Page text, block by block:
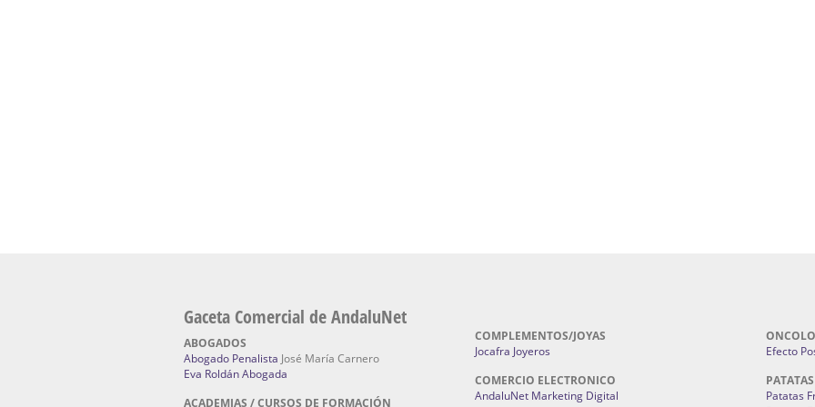
Gaceta Comercial de AndaluNet
ABOGADOS
Abogado Penalista José María Carnero
Eva Roldán Abogada
ACADEMIAS / CURSOS DE FORMACIÓN
COMPLEMENTOS/JOYAS
Jocafra Joyeros
COMERCIO ELECTRONICO
AndaluNet Marketing Digital
Efecto
Patatas